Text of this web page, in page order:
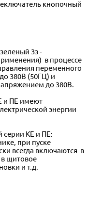
кнопочный
3з -
в процессе
переменного
380В (50ГЦ) и
до 380В.
и ПЕ имеют
энергии
КЕ и ПЕ:
при пуске
всегда включаются в
в щитовое
и т.д.